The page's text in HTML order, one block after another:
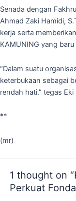
Senada dengan
Ahmad Zaki Hamidi,
kerja serta
KAMUNING yang
“Dalam suatu
keterbukaan sebagai
rendah hati.” tegas Eki
**
(mr)
1 thought on
Perkuat